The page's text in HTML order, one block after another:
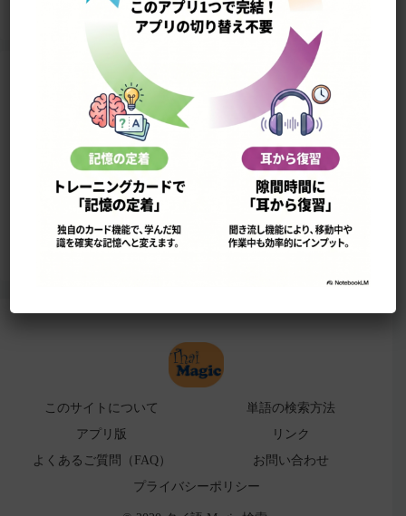
このサイトについて
単語の検索法
ローマ字表
よくある検索ミス！
このサイトについて
単語の検索方法
アプリ版
リンク
よくあるご質問（FAQ）
お問い合わせ
プライバシーポリシー